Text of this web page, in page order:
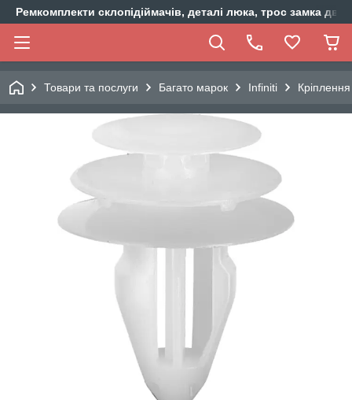
Ремкомплекти склопідіймачів, деталі люка, трос замка
Товари та послуги Багато марок Infiniti